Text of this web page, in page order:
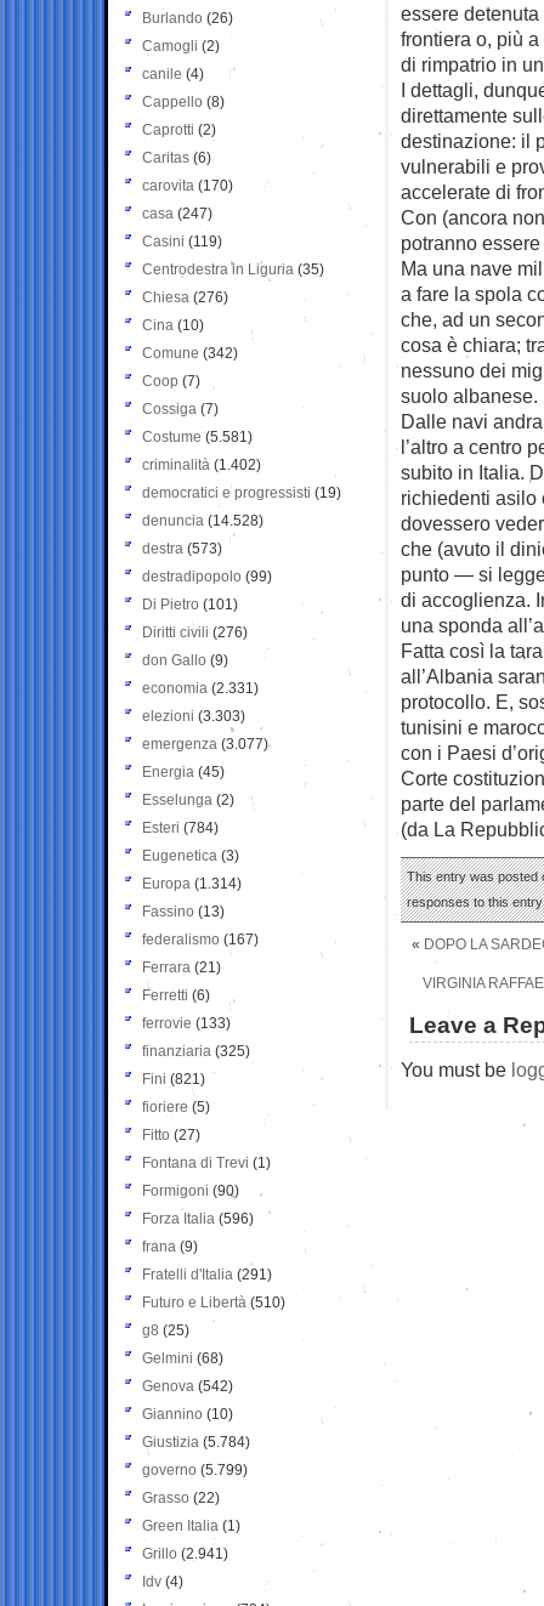
essere
frontiera o, più
di rimpatrio in
I dettagli,
direttamente
destinazione: il
vulnerabili e
accelerate di
Con (ancora
potranno
Ma una nave
a fare la spola
che, ad un
cosa è chiara;
nessuno dei
suolo albanese.
Dalle navi
l’altro a centro
subito in Italia.
richiedenti asilo
dovessero
che (avuto il
punto — si
di accoglienza.
una sponda
Fatta così la
all’Albania
protocollo. E,
tunisini e
con i Paesi
Corte
parte del
(da La
This entry was posted
responses to this
« DOPO LA
VIRGINIA
Leave a
You must be
Burlando (26)
Camogli (2)
canile (4)
Cappello (8)
Caprotti (2)
Caritas (6)
carovita (170)
casa (247)
Casini (119)
Centrodestra in Liguria (35)
Chiesa (276)
Cina (10)
Comune (342)
Coop (7)
Cossiga (7)
Costume (5.581)
criminalità (1.402)
democratici e progressisti (19)
denuncia (14.528)
destra (573)
destradipopolo (99)
Di Pietro (101)
Diritti civili (276)
don Gallo (9)
economia (2.331)
elezioni (3.303)
emergenza (3.077)
Energia (45)
Esselunga (2)
Esteri (784)
Eugenetica (3)
Europa (1.314)
Fassino (13)
federalismo (167)
Ferrara (21)
Ferretti (6)
ferrovie (133)
finanziaria (325)
Fini (821)
fioriere (5)
Fitto (27)
Fontana di Trevi (1)
Formigoni (90)
Forza Italia (596)
frana (9)
Fratelli d'Italia (291)
Futuro e Libertà (510)
g8 (25)
Gelmini (68)
Genova (542)
Giannino (10)
Giustizia (5.784)
governo (5.799)
Grasso (22)
Green Italia (1)
Grillo (2.941)
Idv (4)